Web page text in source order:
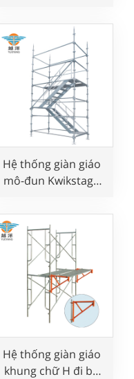
Hệ thống giàn giáo
mô-đun Kwikstage
toàn
Hệ thống giàn giáo
khung chữ H đi bộ